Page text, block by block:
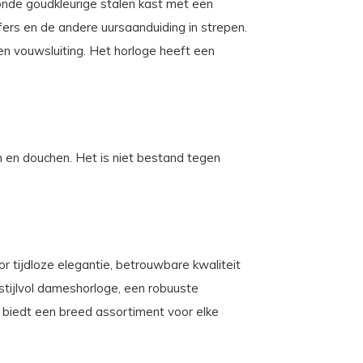
goudkleurige stalen kast met een
en de andere uursaanduiding in strepen.
vouwsluiting. Het horloge heeft een
douchen. Het is niet bestand tegen
tijdloze elegantie, betrouwbare kwaliteit
dameshorloge, een robuuste
een breed assortiment voor elke